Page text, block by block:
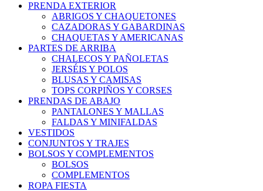
PRENDA EXTERIOR
ABRIGOS Y CHAQUETONES
CAZADORAS Y GABARDINAS
CHAQUETAS Y AMERICANAS
PARTES DE ARRIBA
CHALECOS Y PAÑOLETAS
JERSÉIS Y POLOS
BLUSAS Y CAMISAS
TOPS CORPIÑOS Y CORSES
PRENDAS DE ABAJO
PANTALONES Y MALLAS
FALDAS Y MINIFALDAS
VESTIDOS
CONJUNTOS Y TRAJES
BOLSOS Y COMPLEMENTOS
BOLSOS
COMPLEMENTOS
ROPA FIESTA